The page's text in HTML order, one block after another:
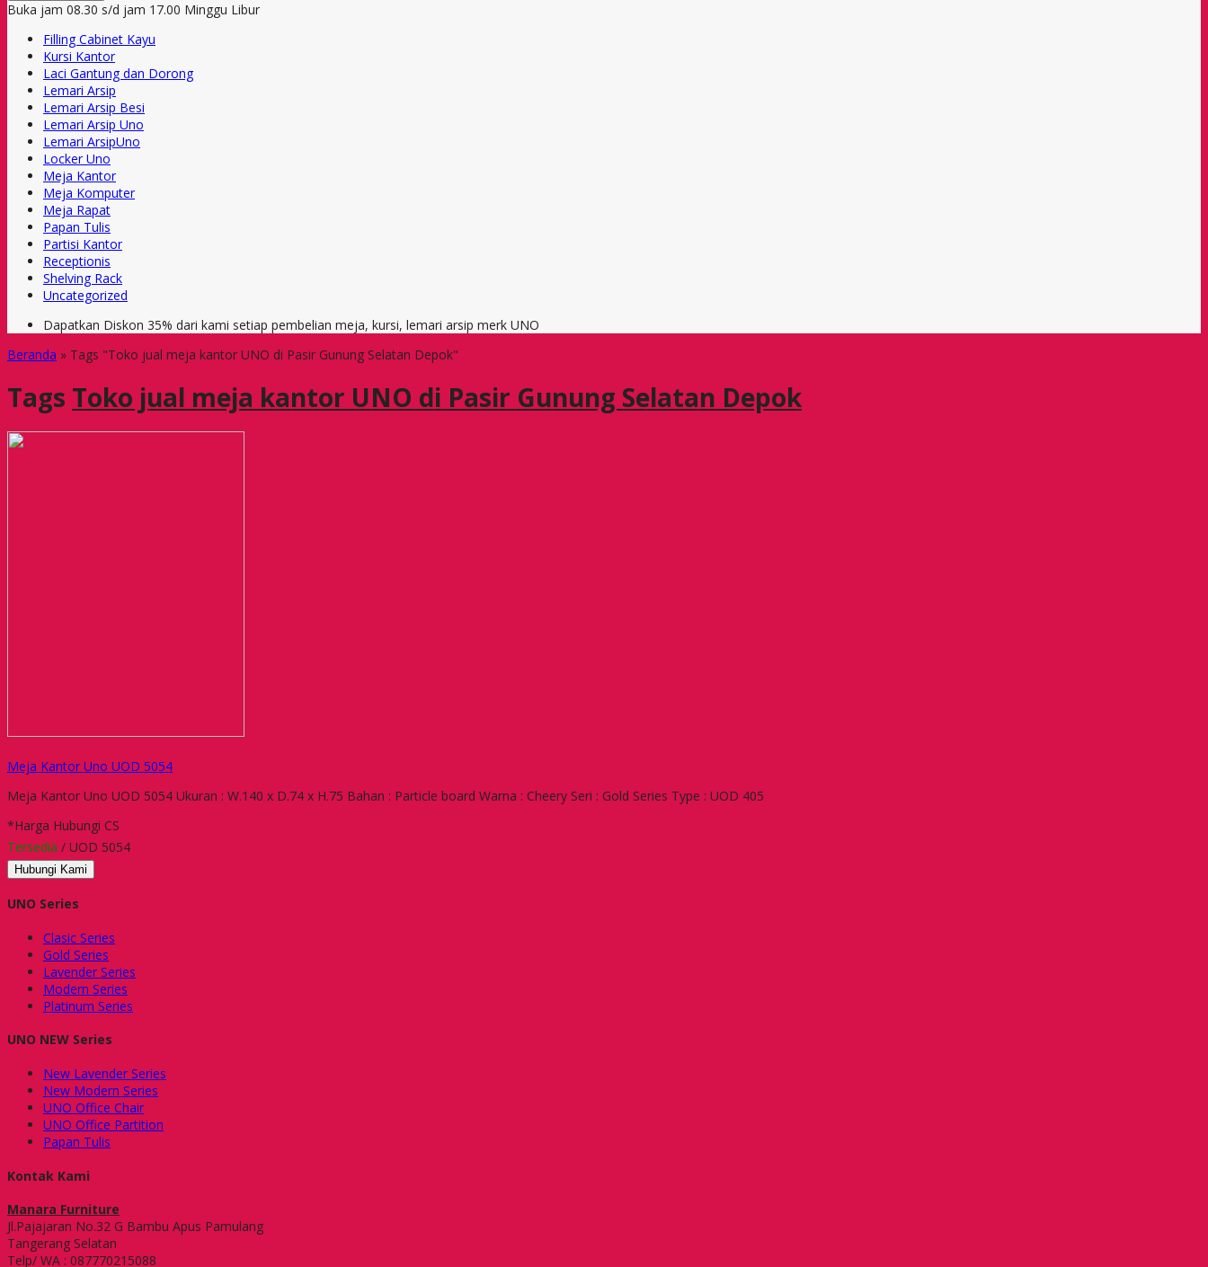
Buka jam 08.30 s/d jam 17.00 Minggu Libur
Filling Cabinet Kayu
Kursi Kantor
Laci Gantung dan Dorong
Lemari Arsip
Lemari Arsip Besi
Lemari Arsip Uno
Lemari ArsipUno
Locker Uno
Meja Kantor
Meja Komputer
Meja Rapat
Papan Tulis
Partisi Kantor
Receptionis
Shelving Rack
Uncategorized
Dapatkan Diskon 35% dari kami setiap pembelian meja, kursi, lemari arsip merk UNO
Beranda » Tags "Toko jual meja kantor UNO di Pasir Gunung Selatan Depok"
Tags Toko jual meja kantor UNO di Pasir Gunung Selatan Depok
Meja Kantor Uno UOD 5054
Meja Kantor Uno UOD 5054 Ukuran : W.140 x D.74 x H.75 Bahan : Particle board Warna : Cheery Seri : Gold Series Type : UOD 405
*Harga Hubungi CS
Tersedia / UOD 5054
Hubungi Kami
UNO Series
Clasic Series
Gold Series
Lavender Series
Modern Series
Platinum Series
UNO NEW Series
New Lavender Series
New Modern Series
UNO Office Chair
UNO Office Partition
Papan Tulis
Kontak Kami
Manara Furniture
Jl.Pajajaran No.32 G Bambu Apus Pamulang
Tangerang Selatan
Telp/ WA : 087770215088